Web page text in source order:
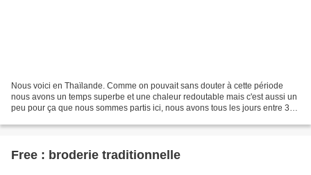
Nous voici en Thaïlande. Comme on pouvait sans douter à cette période
nous avons un temps superbe et une chaleur redoutable mais c'est aussi un
peu pour ça que nous sommes partis ici, nous avons tous les jours entre 32
Free : broderie traditionnelle